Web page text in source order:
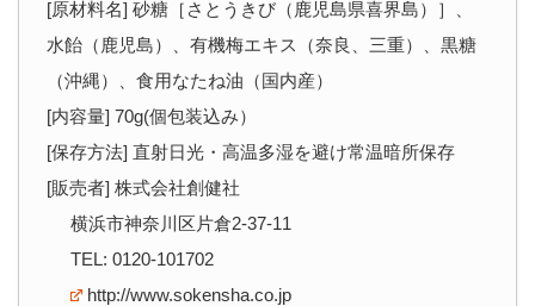
[原材料名] 砂糖［さとうきび（鹿児島県喜界島）］、
水飴（鹿児島）、有機梅エキス（奈良、三重）、黒糖
（沖縄）、食用なたね油（国内産）
[内容量] 70g(個包装込み）
[保存方法] 直射日光・高温多湿を避け常温暗所保存
[販売者] 株式会社創健社
横浜市神奈川区片倉2-37-11
TEL: 0120-101702
http://www.sokensha.co.jp